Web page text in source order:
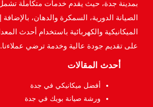
بمدينة جدة، حيث يقدم خدمات متكاملة
الصيانة الدورية، السمكرة والدهان،
الميكانيكية والكهربائية باستخدام أحدث
على تقديم جودة عالية وخدمة ترضي عملاءنا.
أحدث المقالات
أفضل ميكانيكي في جدة
ورشة صيانة بويك في جدة